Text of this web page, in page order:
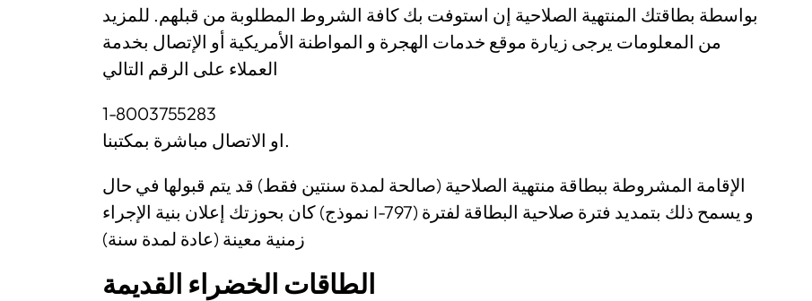
بواسطة بطاقتك المنتهية الصلاحية إن استوفت بك كافة الشروط المطلوبة من قبلهم. للمزيد
من المعلومات يرجى زيارة موقع خدمات الهجرة و المواطنة الأمريكية أو الإتصال بخدمة
العملاء على الرقم التالي
1-8003755283
او الاتصال مباشرة بمكتبنا.
الإقامة المشروطة ببطاقة منتهية الصلاحية (صالحة لمدة سنتين فقط) قد يتم قبولها في حال
كان بحوزتك إعلان بنية الإجراء (نموذج I-797) و يسمح ذلك بتمديد فترة صلاحية البطاقة لفترة
زمنية معينة (عادة لمدة سنة)
الطاقات الخضراء القديمة